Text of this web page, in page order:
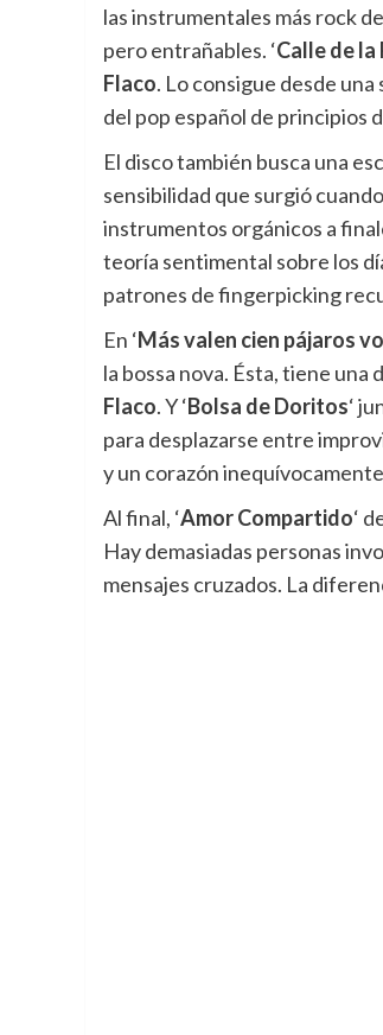
las instrumentales más rock
pero entrañables. ‘Calle de la
Flaco. Lo consigue desde
del pop español de principios
El disco también busca una
sensibilidad que surgió
instrumentos orgánicos a
teoría sentimental sobre los
patrones de fingerpicking
En ‘Más valen cien pájaros
la bossa nova. Ésta, tiene
Flaco. Y ‘Bolsa de Doritos‘
para desplazarse entre
y un corazón
Al final, ‘Amor Compartido‘
Hay demasiadas personas
mensajes cruzados. La